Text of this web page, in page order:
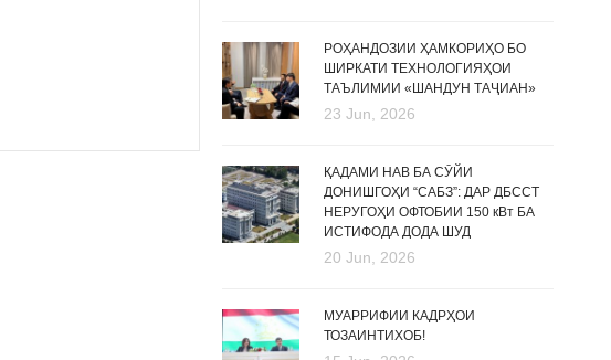
РОҲАНДОЗИИ ҲАМКОРИҲО БО
ШИРКАТИ ТЕХНОЛОГИЯҲОИ
ТАЪЛИМИИ «ШАНДУН ТАҶИАН»
23 Jun, 2026
ҚАДАМИ НАВ БА СӮЙИ
ДОНИШГОҲИ “САБЗ”: ДАР ДБССТ
НЕРУГОҲИ ОФТОБИИ 150 кВт БА
ИСТИФОДА ДОДА ШУД
20 Jun, 2026
МУАРРИФИИ КАДРҲОИ
ТОЗАИНТИХОБ!